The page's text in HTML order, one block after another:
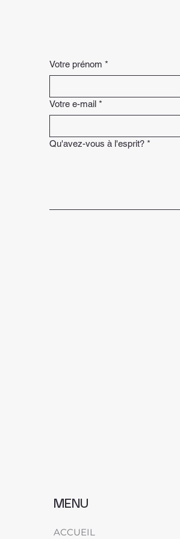
Votre prénom *
Votre e-mail *
Qu'avez-vous à l'esprit? *
MENU
ACCUEIL